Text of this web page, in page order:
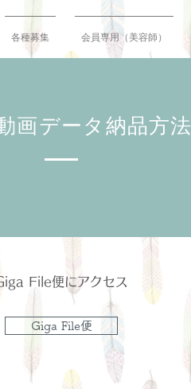
各種募集 会員専用（美容師）
画データ納品方法
File便にアクセス
Giga File便